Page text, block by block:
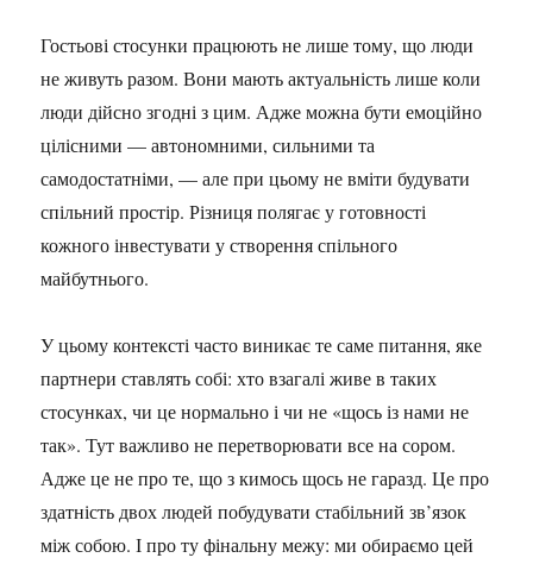
Гостьові стосунки працюють не лише тому, що люди
не живуть разом. Вони мають актуальність лише коли
люди дійсно згодні з цим. Адже можна бути емоційно
цілісними — автономними, сильними та
самодостатніми, — але при цьому не вміти будувати
спільний простір. Різниця полягає у готовності
кожного інвестувати у створення спільного
майбутнього.
У цьому контексті часто виникає те саме питання, яке
партнери ставлять собі: хто взагалі живе в таких
стосунках, чи це нормально і чи не «щось із нами не
так». Тут важливо не перетворювати все на сором.
Адже це не про те, що з кимось щось не гаразд. Це про
здатність двох людей побудувати стабільний зв’язок
між собою. І про ту фінальну межу: ми обираємо цей